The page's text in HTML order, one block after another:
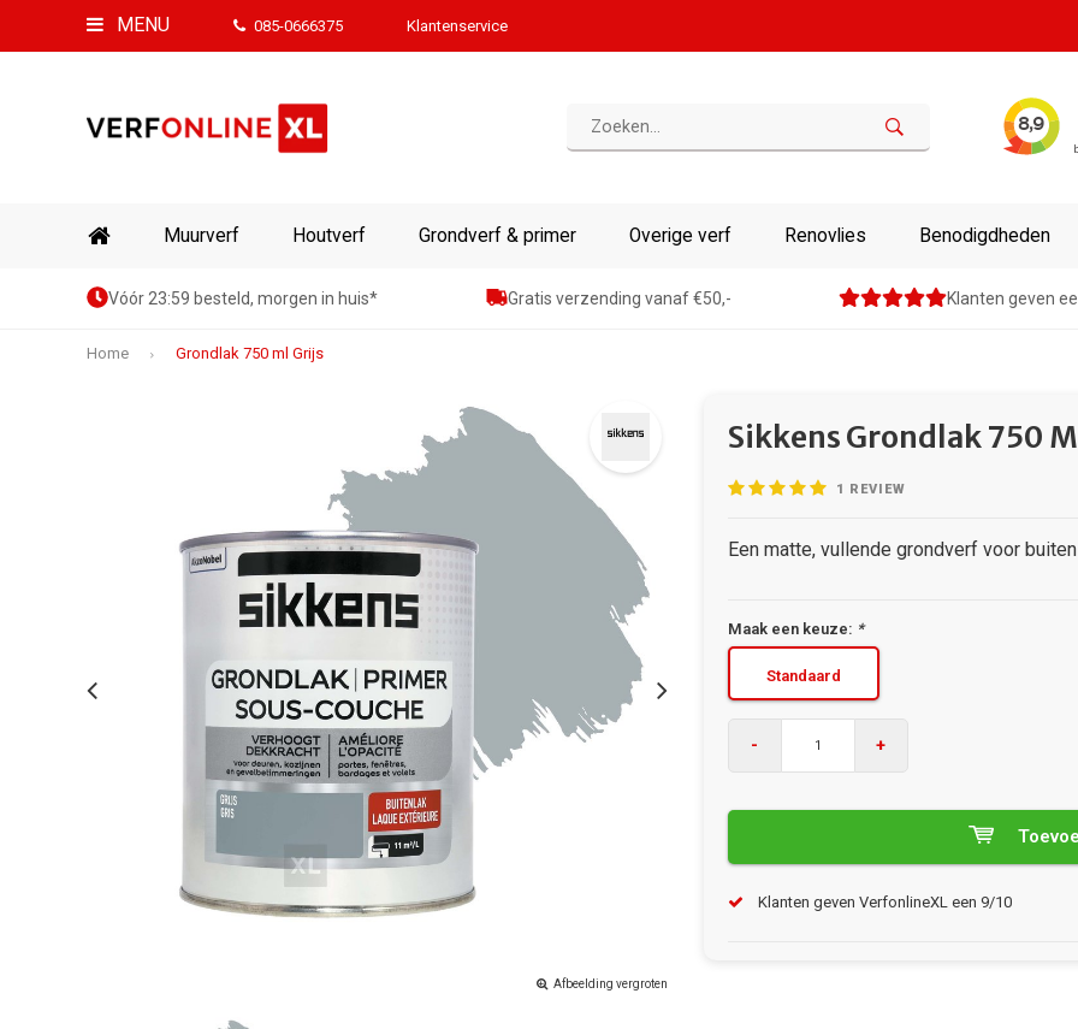
MENU 085-0666375 Klantenservice
Muurverf Houtverf Grondverf & primer Overige verf Renovlies Benodigdheden
Vóór 23:59 besteld, morgen in huis* Gratis verzending vanaf €50,- Klanten geven
Home Grondlak 750 ml Grijs
Afbeelding vergroten
Sikkens Grondlak 750
1 REVIEW
Een matte, vullende grondverf voor
Maak een keuze: *
Standaard
- +
Klanten geven VerfonlineXL een 9/10